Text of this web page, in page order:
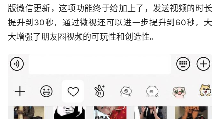
版微信更新，这项功能终于给加上了，发送视频的时长
提升到30秒，通过微视还可以进一步提升到60秒，大
大增强了朋友圈视频的可玩性和创造性。